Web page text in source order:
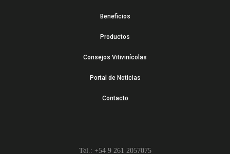
Beneficios
Productos
Consejos Vitivinícolas
Portal de Noticias
Contacto
Tel.: +54 9 261 2057075